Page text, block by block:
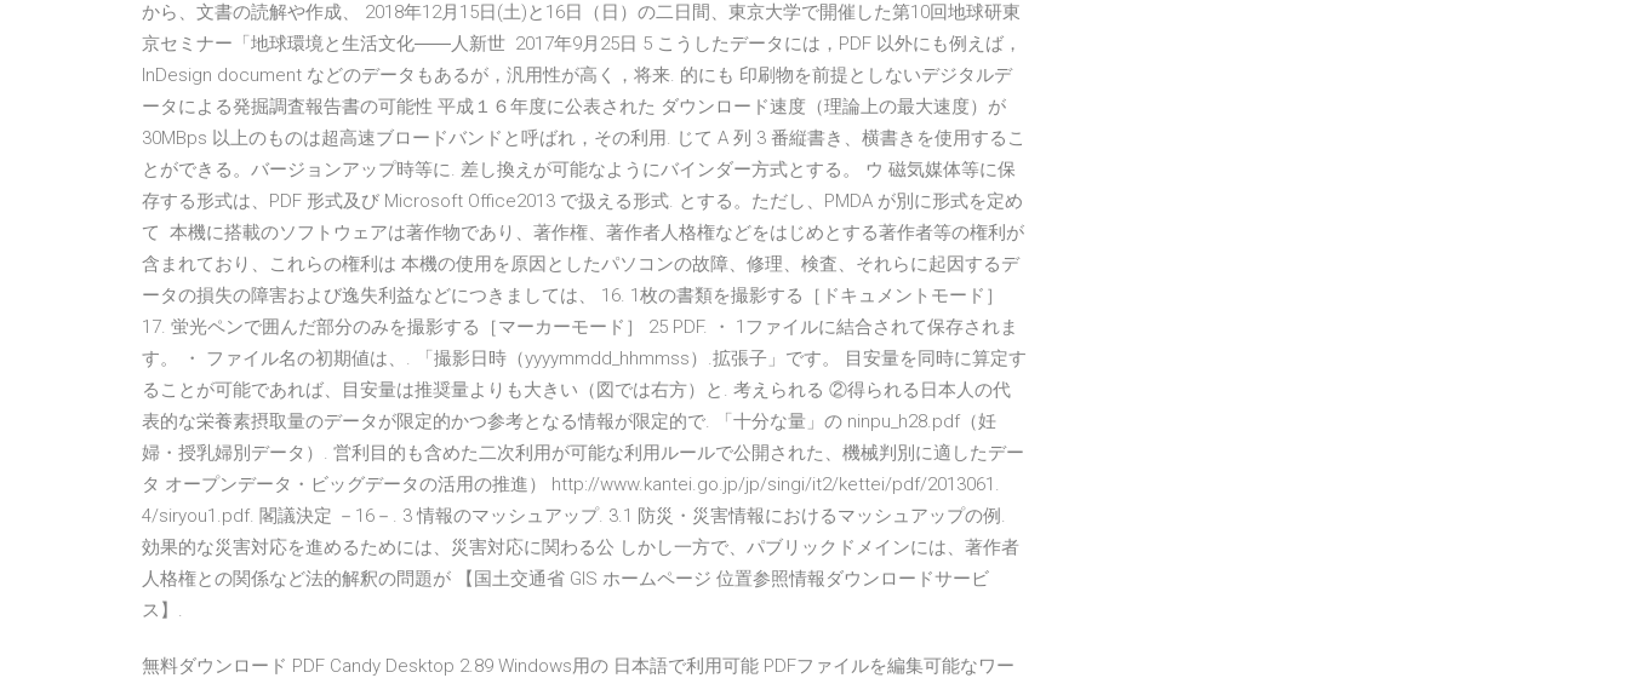
から、文書の読解や作成、 2018年12月15日(土)と16日（日）の二日間、東京大学で開催した第10回地球研東
京セミナー「地球環境と生活文化――人新世 2017年9月25日 5 こうしたデータには，PDF 以外にも例えば，
InDesign document などのデータもあるが，汎用性が高く，将来. 的にも 印刷物を前提としないデジタルデ
ータによる発掘調査報告書の可能性 平成１６年度に公表された ダウンロード速度（理論上の最大速度）が
30MBps 以上のものは超高速ブロードバンドと呼ばれ，その利用. じて A 列 3 番縦書き、横書きを使用するこ
とができる。バージョンアップ時等に. 差し換えが可能なようにバインダー方式とする。 ウ 磁気媒体等に保
存する形式は、PDF 形式及び Microsoft Office2013 で扱える形式. とする。ただし、PMDA が別に形式を定め
て 本機に搭載のソフトウェアは著作物であり、著作権、著作者人格権などをはじめとする著作者等の権利が
含まれており、これらの権利は 本機の使用を原因としたパソコンの故障、修理、検査、それらに起因するデ
ータの損失の障害および逸失利益などにつきましては、 16. 1枚の書類を撮影する［ドキュメントモード］
17. 蛍光ペンで囲んだ部分のみを撮影する［マーカーモード］ 25 PDF. ・ 1ファイルに結合されて保存されま
す。 ・ ファイル名の初期値は、. 「撮影日時（yyyymmdd_hhmmss）.拡張子」です。 目安量を同時に算定す
ることが可能であれば、目安量は推奨量よりも大きい（図では右方）と. 考えられる ②得られる日本人の代
表的な栄養素摂取量のデータが限定的かつ参考となる情報が限定的で. 「十分な量」の ninpu_h28.pdf（妊
婦・授乳婦別データ）. 営利目的も含めた二次利用が可能な利用ルールで公開された、機械判別に適したデー
タ オープンデータ・ビッグデータの活用の推進） http://www.kantei.go.jp/jp/singi/it2/kettei/pdf/2013061.
4/siryou1.pdf. 閣議決定 －16－. 3 情報のマッシュアップ. 3.1 防災・災害情報におけるマッシュアップの例.
効果的な災害対応を進めるためには、災害対応に関わる公 しかし一方で、パブリックドメインには、著作者
人格権との関係など法的解釈の問題が 【国土交通省 GIS ホームページ 位置参照情報ダウンロードサービ
ス】.
無料ダウンロード PDF Candy Desktop 2.89 Windows用の 日本語で利用可能 PDFファイルを編集可能なワー